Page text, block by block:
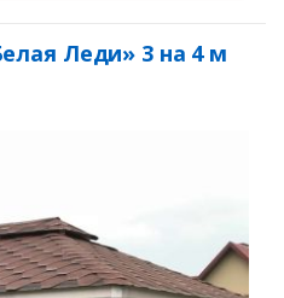
Леди» 3 на 4 м